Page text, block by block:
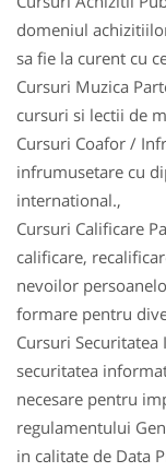
domeniul
sa fie la curent cu
Cursuri Muzica
cursuri si lectii de
Cursuri Coafor /
infrumusetare cu
international.,
Cursuri Calificare
calificare,
nevoilor
formare pentru
Cursuri
securitatea
necesare pentru
regulamentului
in calitate de Data